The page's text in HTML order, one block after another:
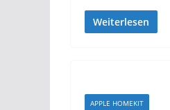
Weiterlesen
APPLE HOMEKIT